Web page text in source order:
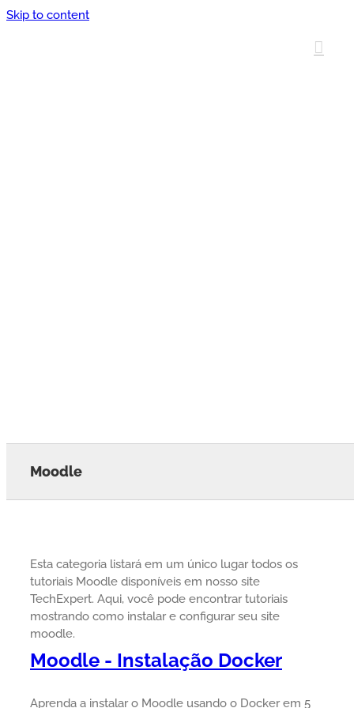
Skip to content
Moodle
Esta categoria listará em um único lugar todos os
tutoriais Moodle disponíveis em nosso site
TechExpert. Aqui, você pode encontrar tutoriais
mostrando como instalar e configurar seu site
moodle.
Moodle - Instalação Docker
Aprenda a instalar o Moodle usando o Docker em 5